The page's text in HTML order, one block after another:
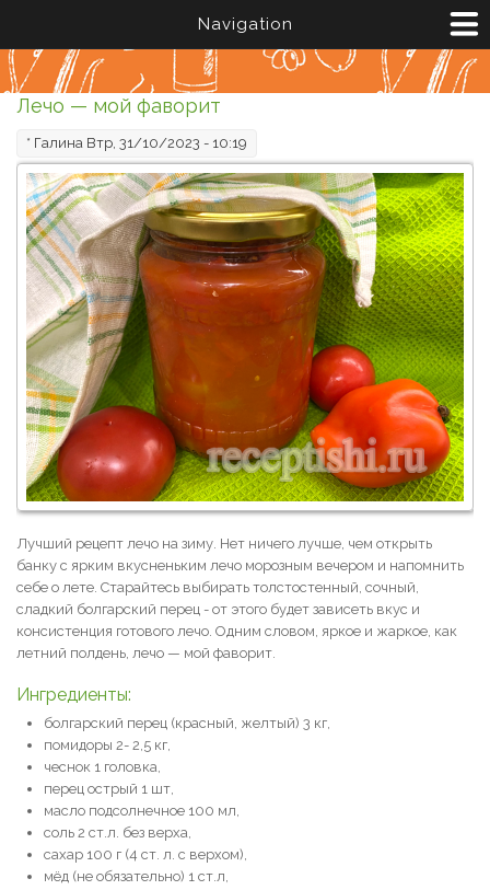
Navigation
Лечо — мой фаворит
* Галина Втр, 31/10/2023 - 10:19
Лучший рецепт лечо на зиму. Нет ничего лучше, чем открыть
банку с ярким вкусненьким лечо морозным вечером и напомнить
себе о лете. Старайтесь выбирать толстостенный, сочный,
сладкий болгарский перец - от этого будет зависеть вкус и
консистенция готового лечо. Одним словом, яркое и жаркое, как
летний полдень, лечо — мой фаворит.
Ингредиенты:
болгарский перец (красный, желтый) 3 кг,
помидоры 2- 2,5 кг,
чеснок 1 головка,
перец острый 1 шт,
масло подсолнечное 100 мл,
соль 2 ст.л. без верха,
сахар 100 г (4 ст. л. с верхом),
мёд (не обязательно) 1 ст.л,